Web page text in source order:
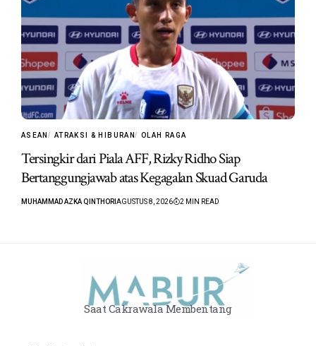
ASEAN ATRAKSI & HIBURAN OLAH RAGA
Tersingkir dari Piala AFF, Rizky Ridho Siap
Bertanggungjawab atas Kegagalan Skuad Garuda
MUHAMMAD AZKA QINTHORI AGUSTUS 8, 2026 2 MIN READ
Saat Cakrawala Membentang